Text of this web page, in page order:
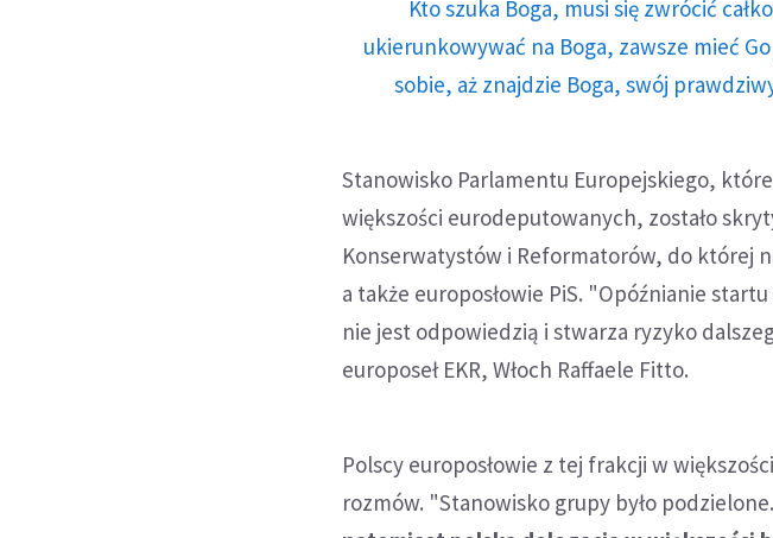
Kto szuka Boga, musi się zwrócić
ukierunkowywać na Boga, zawsze mieć
sobie, aż znajdzie Boga, swój
Stanowisko Parlamentu Europejskiego,
większości eurodeputowanych, zostało
Konserwatystów i Reformatorów, do której
a także europosłowie PiS. "Opóźnianie
nie jest odpowiedzią i stwarza ryzyko
europoseł EKR, Włoch Raffaele Fitto.
Polscy europosłowie z tej frakcji w
rozmów. "Stanowisko grupy było podzielone.